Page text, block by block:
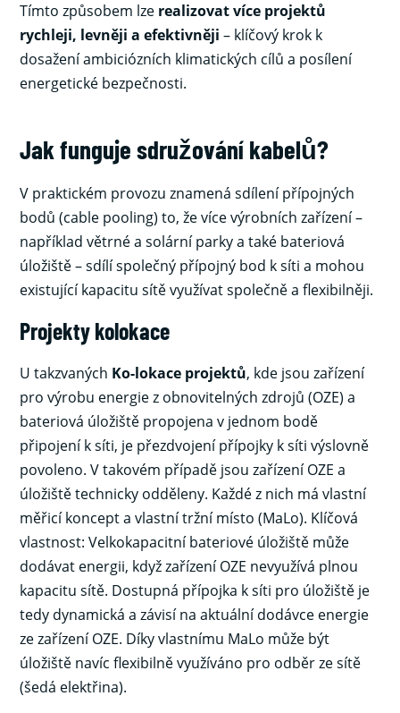
Tímto způsobem lze realizovat více projektů
rychleji, levněji a efektivněji – klíčový krok k
dosažení ambiciózních klimatických cílů a posílení
energetické bezpečnosti.
Jak funguje sdružování kabelů?
V praktickém provozu znamená sdílení přípojných
bodů (cable pooling) to, že více výrobních zařízení –
například větrné a solární parky a také bateriová
úložiště – sdílí společný přípojný bod k síti a mohou
existující kapacitu sítě využívat společně a flexibilněji.
Projekty kolokace
U takzvaných Ko-lokace projektů, kde jsou zařízení
pro výrobu energie z obnovitelných zdrojů (OZE) a
bateriová úložiště propojena v jednom bodě
připojení k síti, je přezdvojení přípojky k síti výslovně
povoleno. V takovém případě jsou zařízení OZE a
úložiště technicky odděleny. Každé z nich má vlastní
měřicí koncept a vlastní tržní místo (MaLo). Klíčová
vlastnost: Velkokapacitní bateriové úložiště může
dodávat energii, když zařízení OZE nevyužívá plnou
kapacitu sítě. Dostupná přípojka k síti pro úložiště je
tedy dynamická a závisí na aktuální dodávce energie
ze zařízení OZE. Díky vlastnímu MaLo může být
úložiště navíc flexibilně využíváno pro odběr ze sítě
(šedá elektřina).